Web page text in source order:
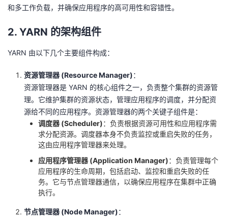
播
活
动
的
关
程
认
证
的
实
我
的
支
持
声
建
和多工作负载，并确保应用程序的高可用性和容错性。
2. YARN 的架构组件
YARN 由以下几个主要组件构成：
资源管理器 (Resource Manager)：
资源管理器是 YARN 的核心组件之一，负责整个集群的资源管
理。它维护集群的资源状态，管理应用程序的调度，并分配资
源给不同的应用程序。资源管理器的两个关键子组件是：
调度器 (Scheduler)：负责根据资源可用性和应用程序需
求分配资源。调度器本身不负责监控或重启失败的任务，
这由应用程序管理器来处理。
应用程序管理器 (Application Manager)：负责管理每个
应用程序的生命周期，包括启动、监控和重启失败的任
务。它与节点管理器通信，以确保应用程序在集群中正确
执行。
节点管理器 (Node Manager)：